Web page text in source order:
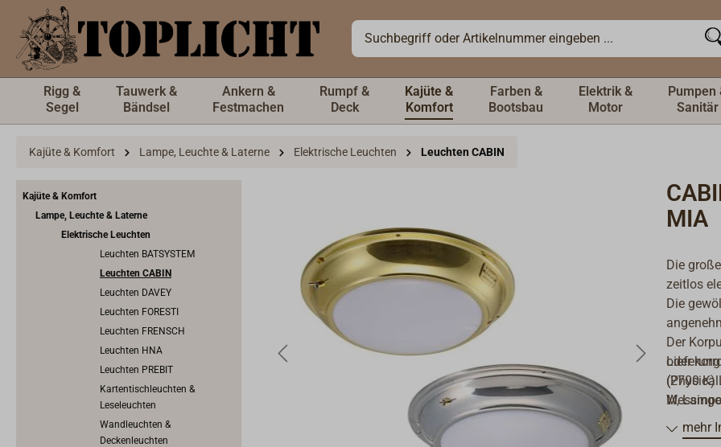
springen
Rigg &
Segel
Tauwerk &
Bändsel
Ankern &
Festmachen
Rumpf &
Deck
Kajüte &
Komfort
Farben &
Bootsbau
Elektrik &
Motor
Pumpen
Sanitär
Kajüte & Komfort Lampe, Leuchte & Laterne Elektrische Leuchten Leuchten CABIN
Kajüte & Komfort
Lampe, Leuchte & Laterne
Elektrische Leuchten
Leuchten BATSYSTEM
Leuchten CABIN
Leuchten DAVEY
Leuchten FORESTI
Leuchten FRENSCH
Leuchten HNA
Leuchten PREBIT
Kartentischleuchten &
Leseleuchten
Wandleuchten &
Deckenleuchten
MIA
Die
zeitlos
Die
Der
oder
Ein
(2700 K)
W,
mehr